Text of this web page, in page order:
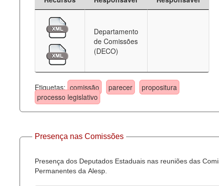
Departamento
de Comissões
(DECO)
Etiquetas: comissão parecer
propositura
processo legislativo
Presença nas Comissões
Presença dos Deputados Estaduais nas reuniões das
Permanentes da Alesp.